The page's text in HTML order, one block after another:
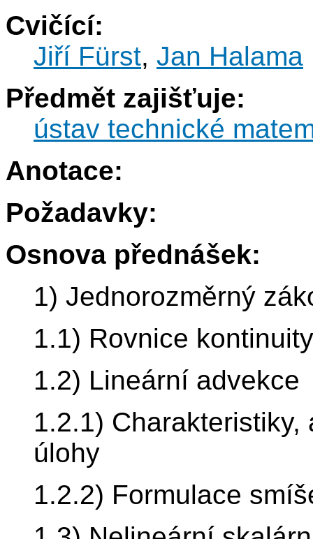
Cvičící:
Jiří Fürst, Jan Halama
Předmět zajišťuje:
ústav technické
Anotace:
Požadavky:
Osnova přednášek:
1) Jednorozměrný
1.1) Rovnice
1.2) Lineární advekce
1.2.1)
úlohy
1.2.2) Formulace